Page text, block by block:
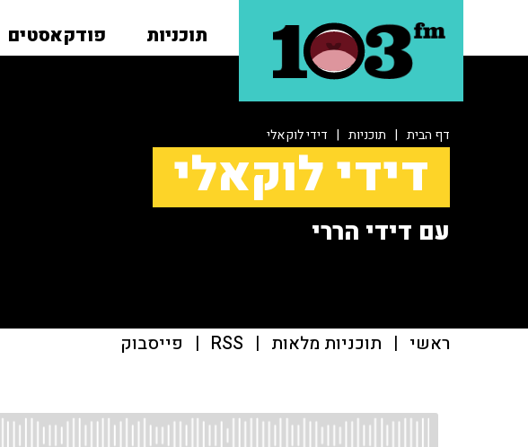
תוכניות פודקאסטים
דף הבית | תוכניות | דידי לוקאלי
דידי לוקאלי
עם דידי הררי
ראשי | תוכניות מלאות |
RSS
| פייסבוק